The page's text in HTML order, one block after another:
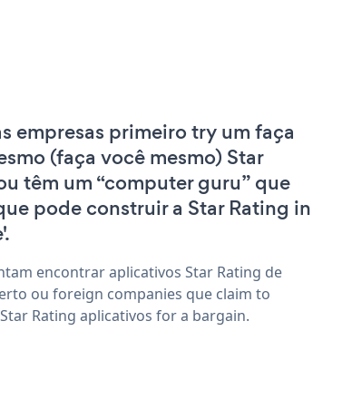
empresas primeiro try um faça
(faça você mesmo) Star
têm um “computer guru” que
pode construir a Star Rating in
encontrar aplicativos Star Rating de
ou foreign companies que claim to
Rating aplicativos for a bargain.